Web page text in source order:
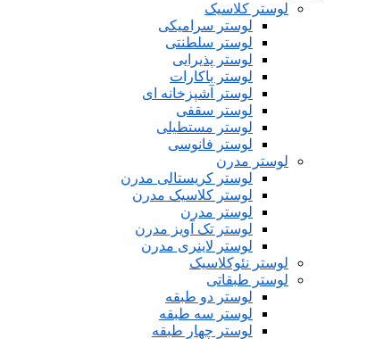
لوستر کلاسیک
لوستر سرامیکی
لوستر سلطنتی
لوستر پذیرایی
لوستر باکارات
لوستر آشپزخانه ای
لوستر سقفی
لوستر مستطیلی
لوستر فانوسی
لوستر مدرن
لوستر کریستالی مدرن
لوستر کلاسیک مدرن
لوستر مدرن
لوستر تک آویز مدرن
لوستر لاینری مدرن
لوستر نئوکلاسیک
لوستر طبقاتی
لوستر دو طبقه
لوستر سه طبقه
لوستر چهار طبقه